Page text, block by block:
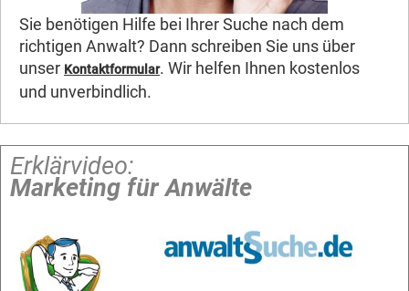
Sie benötigen Hilfe bei Ihrer Suche nach dem
richtigen Anwalt? Dann schreiben Sie uns über
unser Kontaktformular. Wir helfen Ihnen kostenlos
und unverbindlich.
Erklärvideo:
Marketing für Anwälte